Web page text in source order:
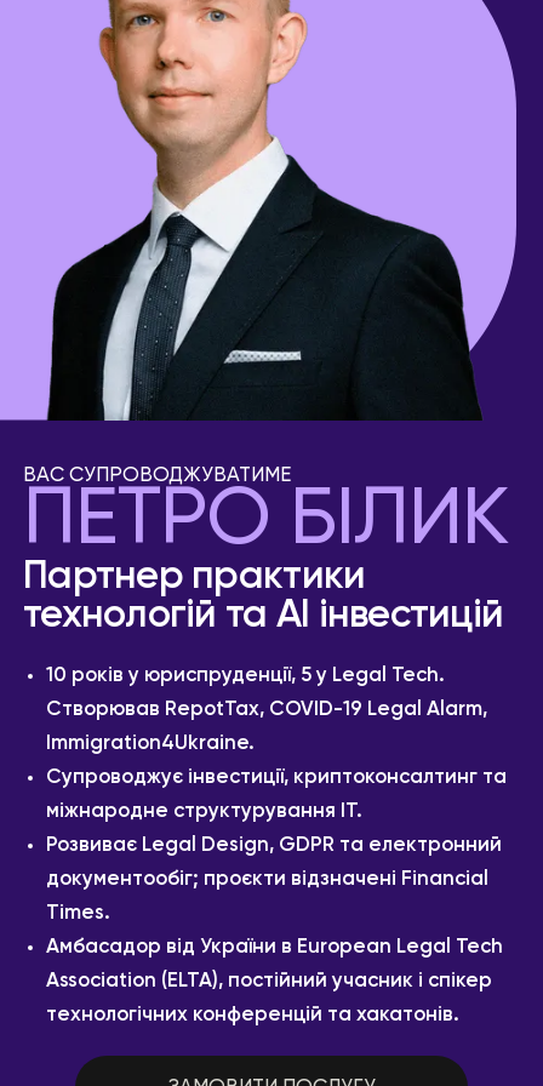
ВАС СУПРОВОДЖУВАТИМЕ
ПЕТРО БІЛИК
Партнер практики
технологій та AI інвестицій
10 років у юриспруденції, 5 у Legal Tech.
Створював RepotTax, COVID-19 Legal Alarm,
Immigration4Ukraine.
Супроводжує інвестиції, криптоконсалтинг та
міжнародне структурування ІТ.
Розвиває Legal Design, GDPR та електронний
документообіг; проєкти відзначені Financial
Times.
Амбасадор від України в European Legal Tech
Association (ELTA), постійний учасник і спікер
технологічних конференцій та хакатонів.